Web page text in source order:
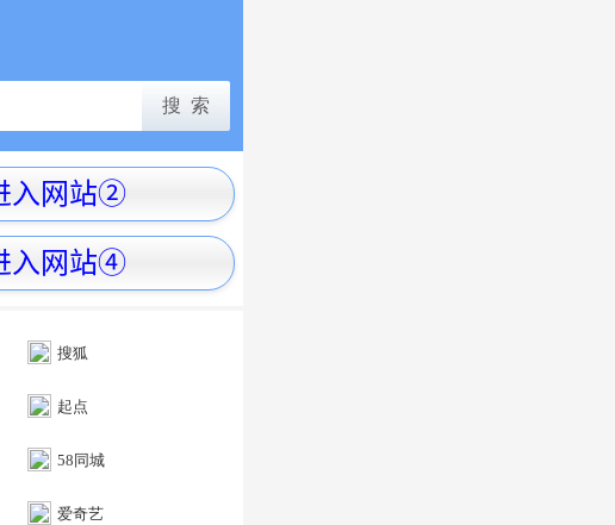
搜狐
起点
58同城
爱奇艺